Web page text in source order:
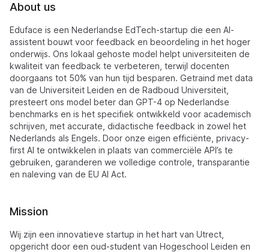
About us
Eduface is een Nederlandse EdTech-startup die een AI-
assistent bouwt voor feedback en beoordeling in het hoger
onderwijs. Ons lokaal gehoste model helpt universiteiten de
kwaliteit van feedback te verbeteren, terwijl docenten
doorgaans tot 50% van hun tijd besparen. Getraind met data
van de Universiteit Leiden en de Radboud Universiteit,
presteert ons model beter dan GPT-4 op Nederlandse
benchmarks en is het specifiek ontwikkeld voor academisch
schrijven, met accurate, didactische feedback in zowel het
Nederlands als Engels. Door onze eigen efficiënte, privacy-
first AI te ontwikkelen in plaats van commerciële API’s te
gebruiken, garanderen we volledige controle, transparantie
en naleving van de EU AI Act.
Mission
Wij zijn een innovatieve startup in het hart van Utrect,
opgericht door een oud-student van Hogeschool Leiden en